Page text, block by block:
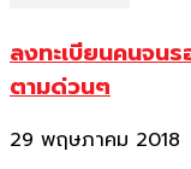
ลงทะเบียนคนจน
ตามด่วนๆ
29 พฤษภาคม 2018